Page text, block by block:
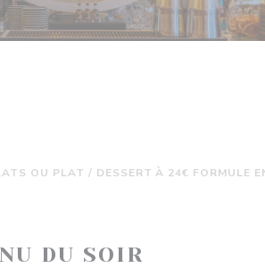
OU PLAT / DESSERT À 24€ FORMULE
DU SOIR